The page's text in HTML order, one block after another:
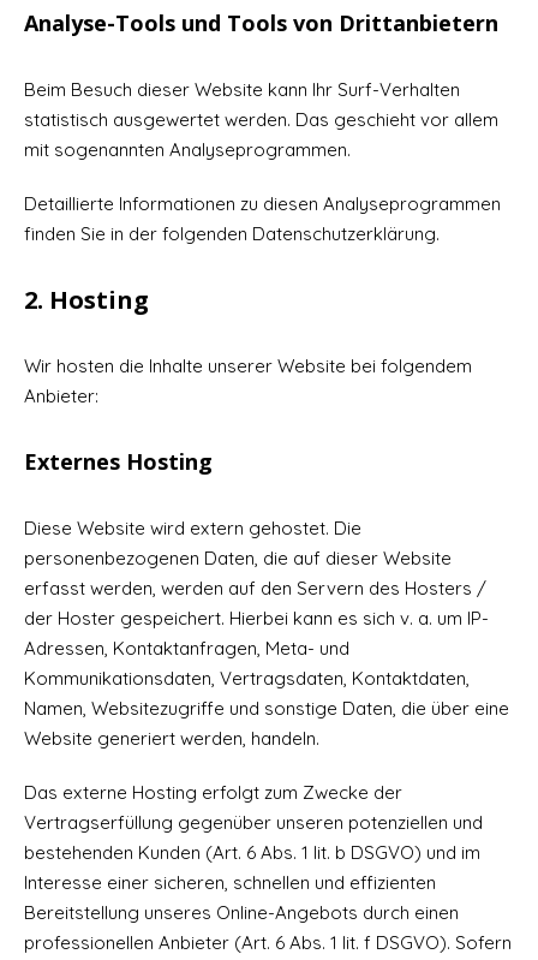
Analyse-Tools und Tools von Drittanbietern
Beim Besuch dieser Website kann Ihr Surf-Verhalten
statistisch ausgewertet werden. Das geschieht vor allem
mit sogenannten Analyseprogrammen.
Detaillierte Informationen zu diesen Analyseprogrammen
finden Sie in der folgenden Datenschutzerklärung.
2. Hosting
Wir hosten die Inhalte unserer Website bei folgendem
Anbieter:
Externes Hosting
Diese Website wird extern gehostet. Die
personenbezogenen Daten, die auf dieser Website
erfasst werden, werden auf den Servern des Hosters /
der Hoster gespeichert. Hierbei kann es sich v. a. um IP-
Adressen, Kontaktanfragen, Meta- und
Kommunikationsdaten, Vertragsdaten, Kontaktdaten,
Namen, Websitezugriffe und sonstige Daten, die über eine
Website generiert werden, handeln.
Das externe Hosting erfolgt zum Zwecke der
Vertragserfüllung gegenüber unseren potenziellen und
bestehenden Kunden (Art. 6 Abs. 1 lit. b DSGVO) und im
Interesse einer sicheren, schnellen und effizienten
Bereitstellung unseres Online-Angebots durch einen
professionellen Anbieter (Art. 6 Abs. 1 lit. f DSGVO). Sofern